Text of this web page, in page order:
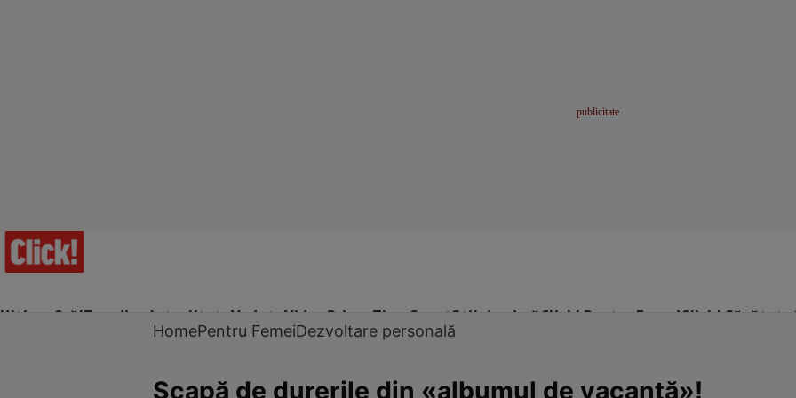
Ultima Oră!Trending Actualitate Vedete Video Prime Time SportStil de viațăClick! Pentru FemeiClick! Sănătate
HomePentru FemeiDezvoltare personală
Scapă de durerile din «albumul de vacanţă»!